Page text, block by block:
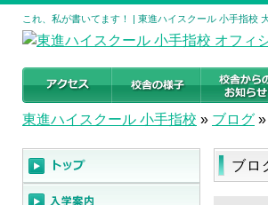
これ、私が書いてます！ | 東進ハイスクール 小手指校
東進ハイスクール 小手指校 » ブログ »
ブロ